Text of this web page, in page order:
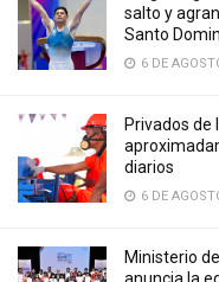
salto y
Santo
6 DE
Privados de
diarios
6 DE
Ministerio